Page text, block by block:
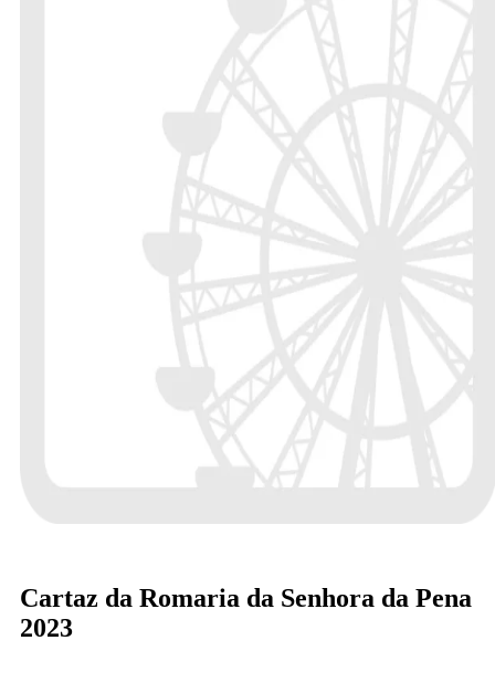
Cartaz da Romaria da Senhora da Pena
2023